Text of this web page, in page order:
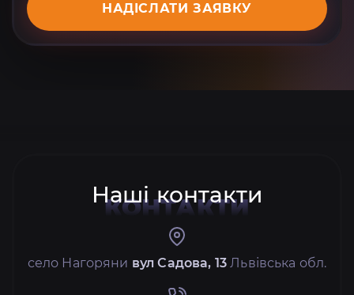
НАДІСЛАТИ ЗАЯВКУ
Наші контакти
КОНТАКТИ
село Нагоряни вул Садова, 13 Львівська обл.